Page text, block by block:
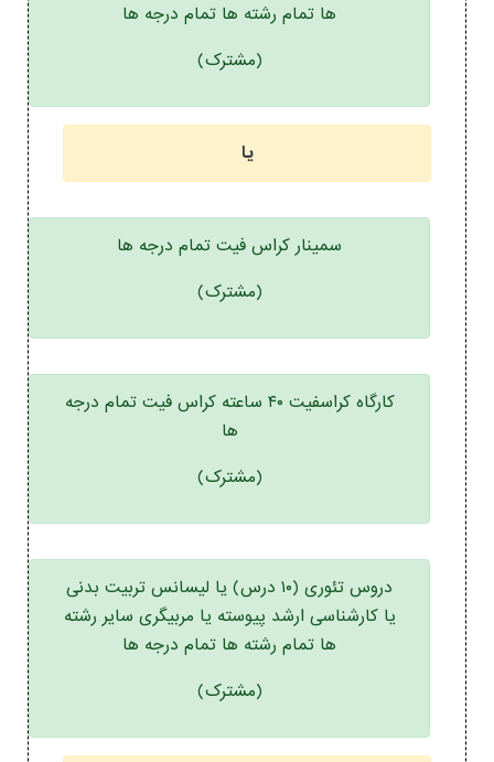
ها تمام رشته ها تمام درجه ها
(مشترک)
یا
سمینار کراس فیت تمام درجه ها
(مشترک)
کارگاه کراسفیت ۴۰ ساعته کراس فیت تمام درجه
ها
(مشترک)
دروس تئوری (۱۰ درس) یا لیسانس تربیت بدنی
یا کارشناسی ارشد پیوسته یا مربیگری سایر رشته
ها تمام رشته ها تمام درجه ها
(مشترک)